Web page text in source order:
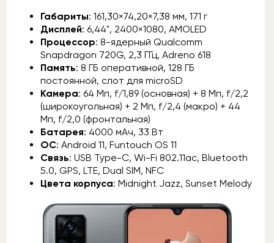
Габариты: 161,30×74,20×7,38 мм, 171 г
Дисплей: 6,44", 2400×1080, AMOLED
Процессор: 8-ядерный Qualcomm
Snapdragon 720G, 2,3 ГГц, Adreno 618
Память: 8 ГБ оперативной, 128 ГБ
постоянной, слот для microSD
Камера: 64 Мп, f/1,89 (основная) + 8 Мп, f/2,2
(широкоугольная) + 2 Мп, f/2,4 (макро) + 44
Мп, f/2,0 (фронтальная)
Батарея: 4000 мАч, 33 Вт
ОС: Android 11, Funtouch OS 11
Связь: USB Type-C, Wi-Fi 802.11ac, Bluetooth
5.0, GPS, LTE, Dual SIM, NFC
Цвета корпуса: Midnight Jazz, Sunset Melody